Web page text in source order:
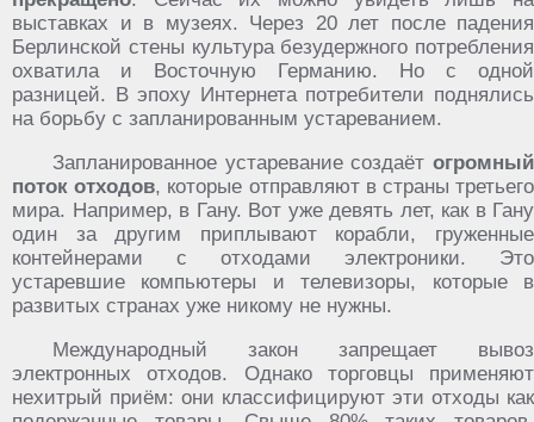
выставках и в музеях. Через 20 лет после падения
Берлинской стены культура безудержного потребления
охватила и Восточную Германию. Но с одной
разницей. В эпоху Интернета потребители поднялись
на борьбу с запланированным устареванием.
Запланированное устаревание создаёт огромный
поток отходов, которые отправляют в страны третьего
мира. Например, в Гану. Вот уже девять лет, как в Гану
один за другим приплывают корабли, груженные
контейнерами с отходами электроники. Это
устаревшие компьютеры и телевизоры, которые в
развитых странах уже никому не нужны.
Международный закон запрещает вывоз
электронных отходов. Однако торговцы применяют
нехитрый приём: они классифицируют эти отходы как